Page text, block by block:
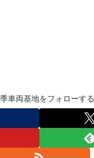
車両基地をフォローする